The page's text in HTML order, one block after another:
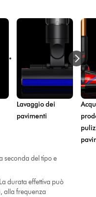
Lavaggio dei
pavimenti
seconda del tipo e
durata effettiva può
alla frequenza